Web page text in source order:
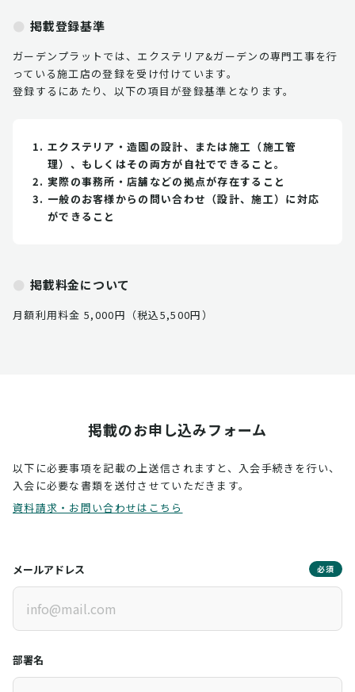
掲載登録基準
ガーデンプラットでは、エクステリア&ガーデンの専門工事を行
っている施工店の登録を受け付けています。
登録するにあたり、以下の項目が登録基準となります。
エクステリア・造園の設計、または施工（施工管
理）、もしくはその両方が自社でできること。
実際の事務所・店舗などの拠点が存在すること
一般のお客様からの問い合わせ（設計、施工）に対応
ができること
掲載料金について
月額利用料金 5,000円（税込5,500円）
掲載のお申し込みフォーム
以下に必要事項を記載の上送信されますと、入会手続きを行い、
入会に必要な書類を送付させていただきます。
資料請求・お問い合わせはこちら
メールアドレス 必須
部署名